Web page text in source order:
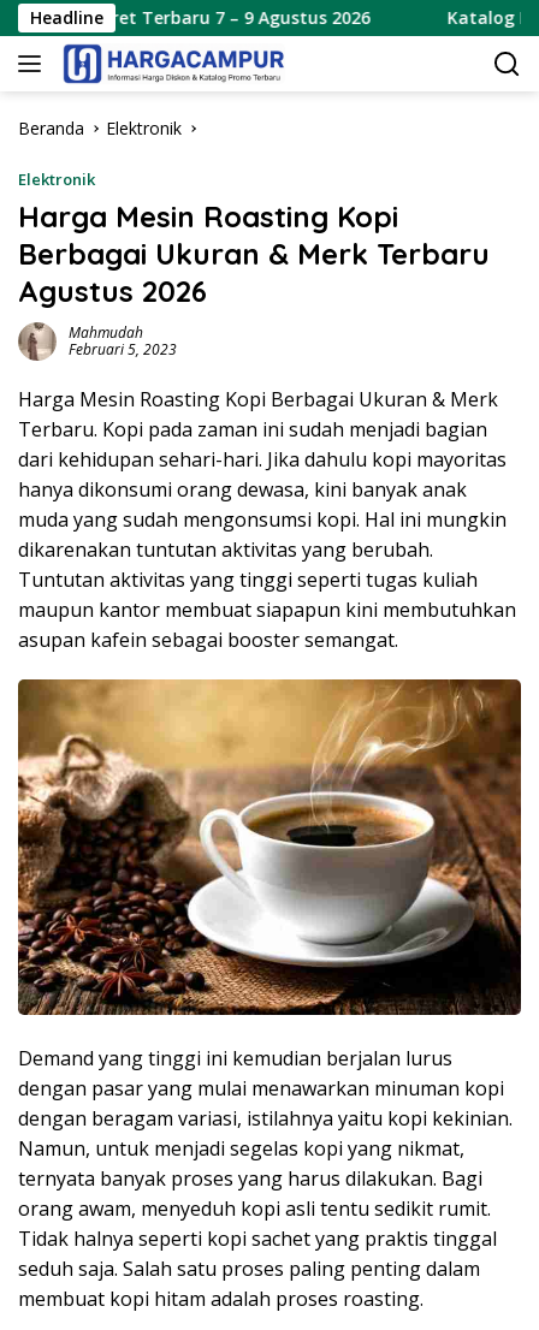
Langsung
ke
konten
Headline
Terbaru 7 – 9 Agustus 2026 Katalog Promo JSM
Beranda Elektronik
Elektronik
Harga Mesin Roasting Kopi
Berbagai Ukuran & Merk Terbaru
Agustus 2026
Mahmudah
Februari 5, 2023
Harga Mesin Roasting Kopi Berbagai Ukuran & Merk
Terbaru. Kopi pada zaman ini sudah menjadi bagian
dari kehidupan sehari-hari. Jika dahulu kopi mayoritas
hanya dikonsumi orang dewasa, kini banyak anak
muda yang sudah mengonsumsi kopi. Hal ini mungkin
dikarenakan tuntutan aktivitas yang berubah.
Tuntutan aktivitas yang tinggi seperti tugas kuliah
maupun kantor membuat siapapun kini membutuhkan
asupan kafein sebagai booster semangat.
Demand yang tinggi ini kemudian berjalan lurus
dengan pasar yang mulai menawarkan minuman kopi
dengan beragam variasi, istilahnya yaitu kopi kekinian.
Namun, untuk menjadi segelas kopi yang nikmat,
ternyata banyak proses yang harus dilakukan. Bagi
orang awam, menyeduh kopi asli tentu sedikit rumit.
Tidak halnya seperti kopi sachet yang praktis tinggal
seduh saja. Salah satu proses paling penting dalam
membuat kopi hitam adalah proses roasting.